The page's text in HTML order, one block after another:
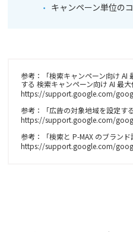
キャンペーン単位の
参考：「検索キャンペーン向け AI
する 検索キャンペーン向け AI 最大
https://support.google.com/
参考：「広告の対象地域を設定する
https://support.google.com/
参考：「検索と P-MAX のブランド
https://support.google.com/